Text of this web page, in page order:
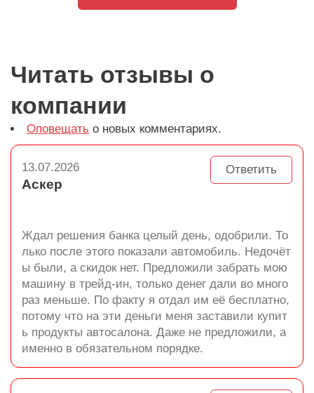
Читать отзывы о
компании
Оповещать о новых комментариях.
Ответить
13.07.2026
Аскер
Ждал решения банка целый день, одобрили. То
лько после этого показали автомобиль. Недочёт
ы были, а скидок нет. Предложили забрать мою
машину в трейд-ин, только денег дали во много
раз меньше. По факту я отдал им её бесплатно,
потому что на эти деньги меня заставили купит
ь продукты автосалона. Даже не предложили, а
именно в обязательном порядке.